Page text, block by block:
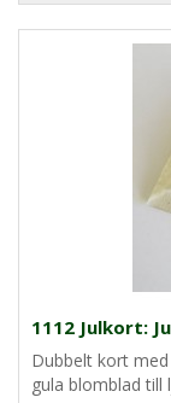
1112 Julkort:
Dubbelt kort
gula blomblad till